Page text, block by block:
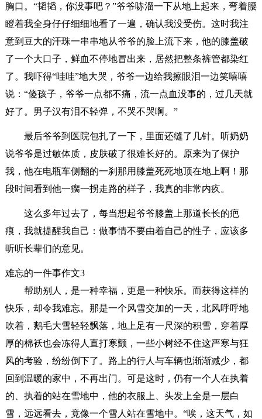
胸口。“韬韬，你没事吧？”爷爷哧溜一下从地上起来，弯着腰
瞪着我全身仔仔细细地看了一遍，确认我没受伤。这时我注
意到豆大的汗珠一串串地从爷爷的脸上流下来，他的膝盖破
了一个大口子，鲜血不停地冒出来，居然把整条裤管都染红
了。我吓得“哇哇”地大哭，爷爷一边给我擦眼泪一边笑嘻嘻
说：“傻孩子，爷爷一点都不痛，流一点血没事的，过几天就
好了。男子汉有泪不轻弹，不哭不哭啊。”
最后爷爷到医院包扎了一下，里面还缝了几针。听奶奶
说爷爷是过敏体质，皮肤破了很难长好的。原来为了保护
我，他在电瓶车侧翻的一刹那用膝盖死死地顶在地上啊！那
段时间看到他一瘸一拐走路的样子，我真的非常内疚。
这么多年过去了，每当想起爷爷膝盖上那道长长的疤
痕，我就提醒我自己：做事情不要由着自己的性子，应该多
听听长辈们的意见。
难忘的一件事作文3
帮助别人，是一种幸福，更是一种快乐。而获得这样的
快乐，却令我难忘。那是一个风雪交加的一天，北风呼呼地
吹着，鹅毛大雪轻轻飘落，地上足有一尺深的积雪，穿着厚
厚的棉袄也会冻得人直打寒颤，一些小树经不住这严寒与狂
风的考验，纷纷倒下了。路上的行人与车辆也渐渐减少，都
回到温暖的家中，不再出门。可是这时，仍有一个人在执着
的、执着的站在雪地中，他的衣服上、头发上全是一层白
雪，远远看去，竟像一个雪人站在雪地中。“唉，这天气，如